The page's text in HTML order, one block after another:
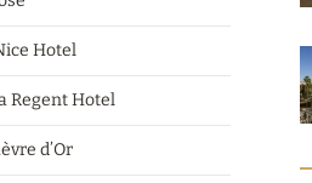
Hotel
Regent Hotel
d’Or